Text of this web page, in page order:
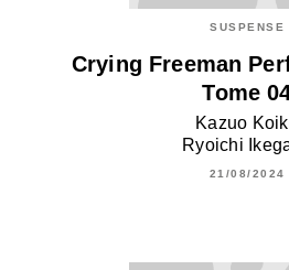
SUSPENSE
Crying Freeman
Tome
Kazuo
Ryoichi
21/08/2024